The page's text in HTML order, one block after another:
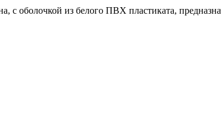
оболочкой из белого ПВХ пластиката,